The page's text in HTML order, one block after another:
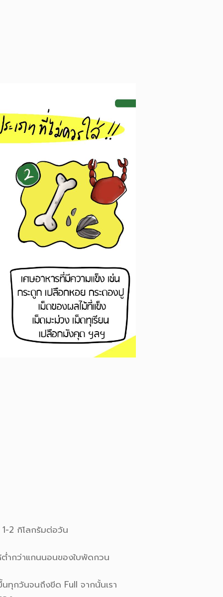
1-2 กิโลกรัมต่อวัน
ำกว่าแกนนอนของใบพัดกวน
ทุกวันจนถึงขีด Full จากนั้นเรา